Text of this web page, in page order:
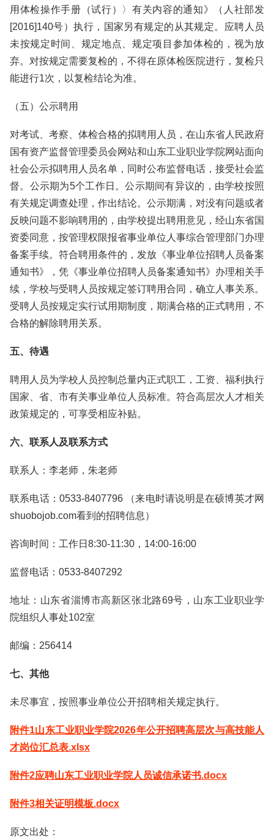
用体检操作手册（试行）〉有关内容的通知》（人社部发
[2016]140号）执行，国家另有规定的从其规定。应聘人员
未按规定时间、规定地点、规定项目参加体检的，视为放
弃。对按规定需要复检的，不得在原体检医院进行，复检只
能进行1次，以复检结论为准。
（五）公示聘用
对考试、考察、体检合格的拟聘用人员，在山东省人民政府
国有资产监督管理委员会网站和山东工业职业学院网站面向
社会公示拟聘用人员名单，同时公布监督电话，接受社会监
督。公示期为5个工作日。公示期间有异议的，由学校按照
有关规定调查处理，作出结论。公示期满，对没有问题或者
反映问题不影响聘用的，由学校提出聘用意见，经山东省国
资委同意，按管理权限报省事业单位人事综合管理部门办理
备案手续。符合聘用条件的，发放《事业单位招聘人员备案
通知书》，凭《事业单位招聘人员备案通知书》办理相关手
续，学校与受聘人员按规定签订聘用合同，确立人事关系。
受聘人员按规定实行试用期制度，期满合格的正式聘用，不
合格的解除聘用关系。
五、待遇
聘用人员为学校人员控制总量内正式职工，工资、福利执行
国家、省、市有关事业单位人员标准。符合高层次人才相关
政策规定的，可享受相应补贴。
六、联系人及联系方式
联系人：李老师，朱老师
联系电话：0533-8407796 （来电时请说明是在硕博英才网
shuobojob.com看到的招聘信息）
咨询时间：工作日8:30-11:30，14:00-16:00
监督电话：0533-8407292
地址：山东省淄博市高新区张北路69号，山东工业职业学
院组织人事处102室
邮编：256414
七、其他
未尽事宜，按照事业单位公开招聘相关规定执行。
附件1山东工业职业学院2026年公开招聘高层次与高技能人
才岗位汇总表.xlsx
附件2应聘山东工业职业学院人员诚信承诺书.docx
附件3相关证明模板.docx
原文出处：